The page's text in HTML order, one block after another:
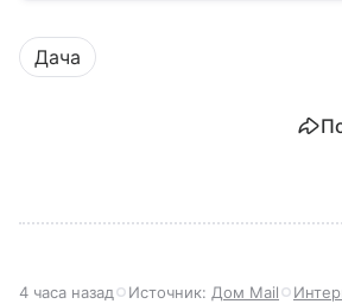
Дача
4 часа назад Источник: Дом Mail